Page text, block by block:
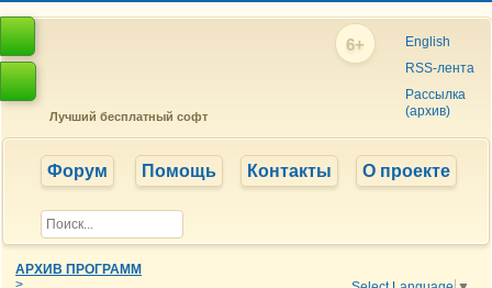
6+
English
RSS-лента
Рассылка
(архив)
Лучший бесплатный софт
Форум Помощь Контакты О проекте
АРХИВ ПРОГРАММ
>